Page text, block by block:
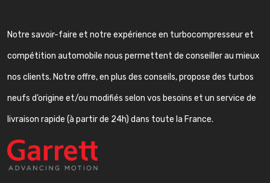
Notre savoir-faire et notre expérience en turbocompresseur et
compétition automobile nous permettent de conseiller au mieux
nos clients. Notre offre, en plus des conseils, propose des turbos
neufs d’origine et/ou modifiés selon vos besoins et un service de
livraison rapide (à partir de 24h) dans toute la France.